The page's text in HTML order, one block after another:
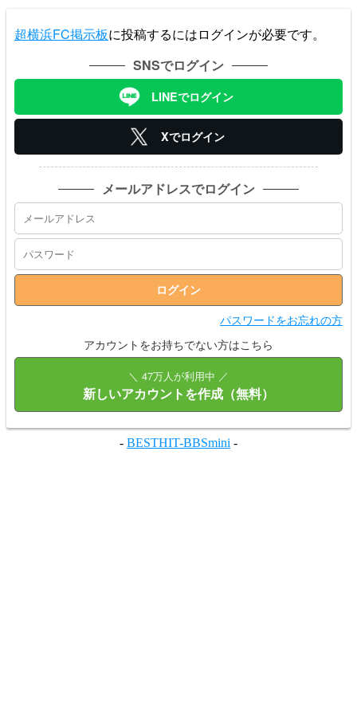
超横浜FC掲示板に投稿するにはログインが必要です。
SNSでログイン
LINEでログイン
Xでログイン
メールアドレスでログイン
パスワードをお忘れの方
アカウントをお持ちでない方はこちら
＼ 47万人が利用中 ／
新しいアカウントを作成（無料）
- BESTHIT-BBSmini -